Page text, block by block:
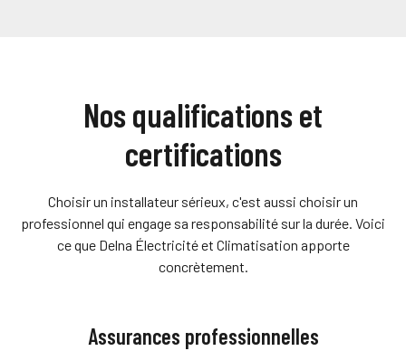
Nos qualifications et
certifications
Choisir un installateur sérieux, c'est aussi choisir un
professionnel qui engage sa responsabilité sur la durée. Voici
ce que Delna Électricité et Climatisation apporte
concrètement.
Assurances professionnelles